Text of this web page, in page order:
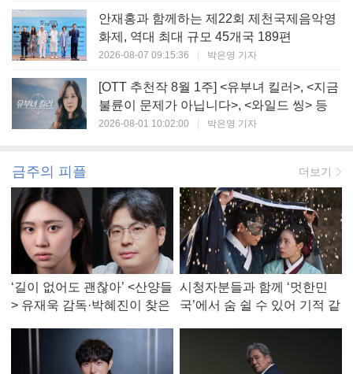
안재홍과 함께하는 제22회 제천국제음악영
화제, 역대 최대 규모 45개국 189편
2026-08-07 09:15:36 | 박은영 기자
[OTT 추천작 8월 1주] <유부녀 킬러>, <지금
불륜이 문제가 아닙니다>, <와일드 씽> 등
2026-08-01 10:02:00 | 박은영 기자
금주의 피플 더보기
‘길이 없어도 괜찮아’ <산양들
> 유재욱 감독·박혜진이 찾은
시청자분들과 함께 ‘멋한민
국’에서 숨 쉴 수 있어 기적 같